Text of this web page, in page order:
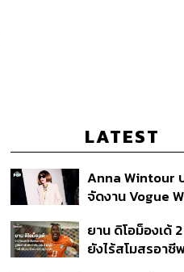
LATEST
Anna Wintour
จัดงาน Vogue
ยาน ดิโอม็องเด้
ยังไร้สโมสรอาชี